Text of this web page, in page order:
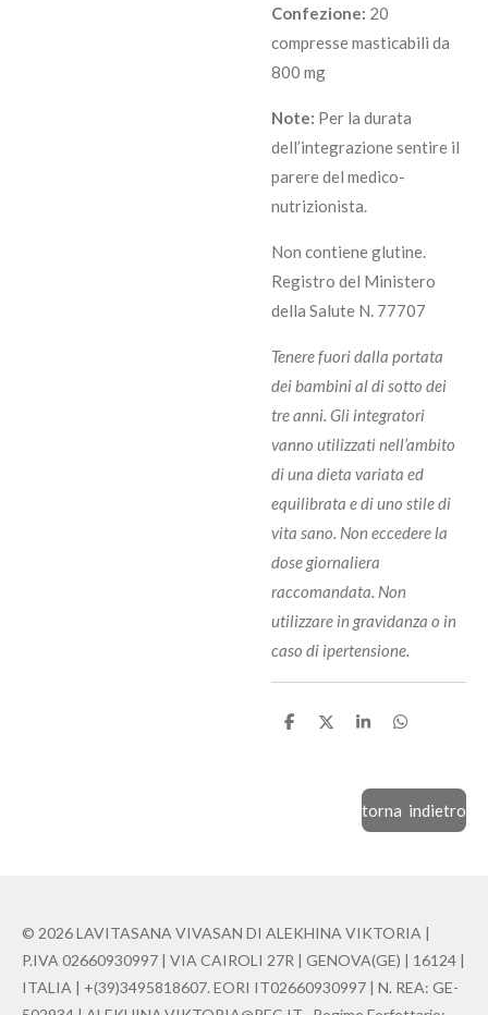
Confezione: 20
compresse masticabili da
800 mg
Note: Per la durata
dell’integrazione sentire il
parere del medico-
nutrizionista.
Non contiene glutine.
Registro del Ministero
della Salute N. 77707
Tenere fuori dalla portata
dei bambini al di sotto dei
tre anni. Gli integratori
vanno utilizzati nell’ambito
di una dieta variata ed
equilibrata e di uno stile di
vita sano. Non eccedere la
dose giornaliera
raccomandata. Non
utilizzare in gravidanza o in
caso di ipertensione.
C
C
C
i
v
i
C
i
v
torna indietro
© 2026 LAVITASANA VIVASAN DI ALEKHINA VIKTORIA |
P.IVA 02660930997 | VIA CAIROLI 27R | GENOVA(GE) | 16124 |
ITALIA | +(39)3495818607. EORI IT02660930997 | N. REA: GE-